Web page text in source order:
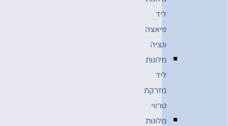
ליד
פיאצה
ונציה
מלונות
ליד
מזרקת
טרווי
מלונות